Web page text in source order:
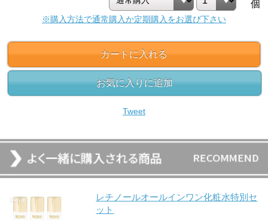
個
※購入方法で通常購入か定期購入をお選び下さい
カートに入れる
お気に入りに追加
Tweet
レチノールオールインワン化粧水特別セ
ット